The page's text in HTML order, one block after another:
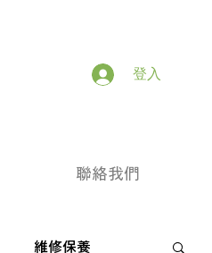
登入
聯絡我們
維修保養